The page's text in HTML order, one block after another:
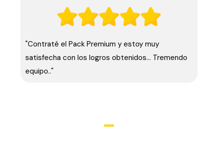
"Contraté el Pack Premium y estoy muy
satisfecha con los logros obtenidos… Tremendo
equipo.."